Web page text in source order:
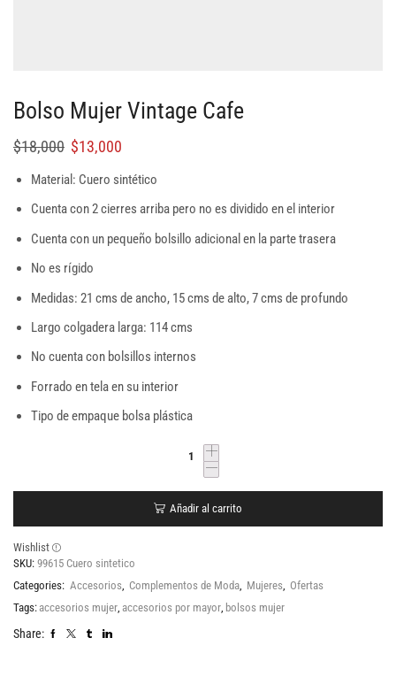
Bolso Mujer Vintage Cafe
$18,000 $13,000
Material: Cuero sintético
Cuenta con 2 cierres arriba pero no es dividido en el interior
Cuenta con un pequeño bolsillo adicional en la parte trasera
No es rígido
Medidas: 21 cms de ancho, 15 cms de alto, 7 cms de profundo
Largo colgadera larga: 114 cms
No cuenta con bolsillos internos
Forrado en tela en su interior
Tipo de empaque bolsa plástica
Añadir al carrito
Wishlist
SKU: 99615 Cuero sintetico
Categories: Accesorios Complementos de Moda Mujeres Ofertas
Tags: accesorios mujer accesorios por mayor bolsos mujer
Share: